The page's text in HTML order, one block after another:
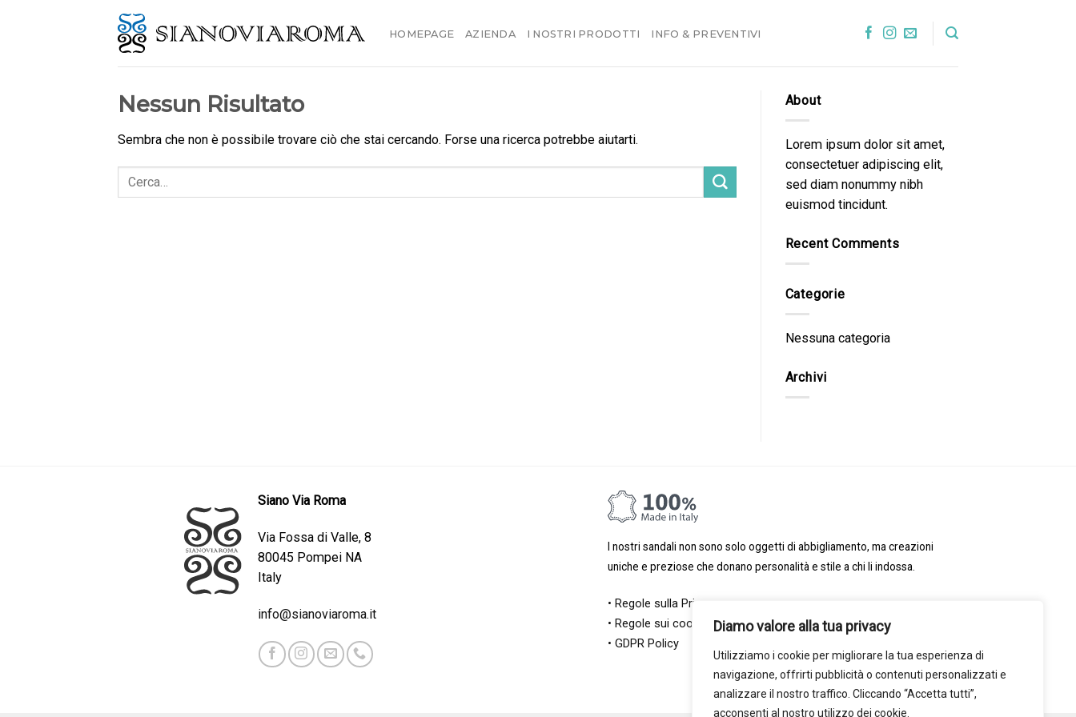
Diamo valore alla tua privacy
Utilizziamo i cookie per migliorare la tua esperienza di
navigazione, offrirti pubblicità o contenuti personalizzati e
analizzare il nostro traffico. Cliccando “Accetta tutti”,
acconsenti al nostro utilizzo dei cookie.
HOMEPAGE AZIENDA I NOSTRI PRODOTTI INFO & PREVENTIVI
Nessun Risultato
Sembra che non è possibile trovare ciò che stai cercando. Forse una ricerca potrebbe aiutarti.
About
Lorem ipsum dolor sit amet,
consectetuer adipiscing elit,
sed diam nonummy nibh
euismod tincidunt.
Recent Comments
Categorie
Nessuna categoria
Archivi
Siano Via Roma
Via Fossa di Valle, 8
80045 Pompei NA
Italy
info@sianoviaroma.it
I nostri sandali non sono solo oggetti di abbigliamento, ma creazioni
uniche e preziose che donano personalità e stile a chi li indossa.
• Regole sulla Privacy
• Regole sui cookie
• GDPR Policy